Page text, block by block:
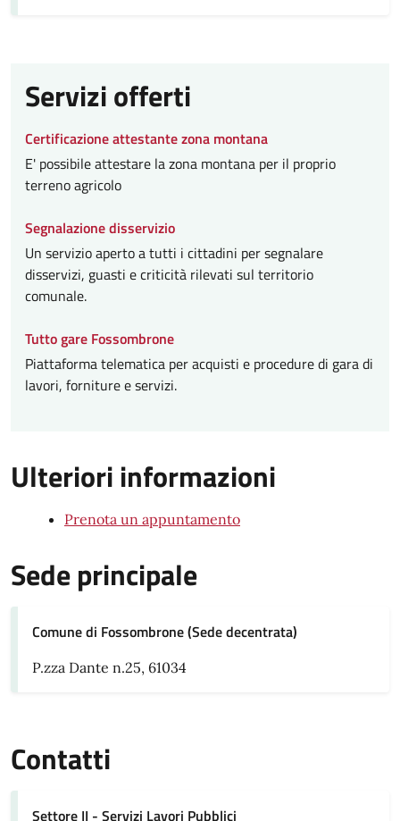
Servizi offerti
Certificazione attestante zona montana
E' possibile attestare la zona montana per il proprio
terreno agricolo
Segnalazione disservizio
Un servizio aperto a tutti i cittadini per segnalare
disservizi, guasti e criticità rilevati sul territorio
comunale.
Tutto gare Fossombrone
Piattaforma telematica per acquisti e procedure di gara di
lavori, forniture e servizi.
Ulteriori informazioni
Prenota un appuntamento
Sede principale
Comune di Fossombrone (Sede decentrata)
P.zza Dante n.25, 61034
Contatti
Settore II - Servizi Lavori Pubblici